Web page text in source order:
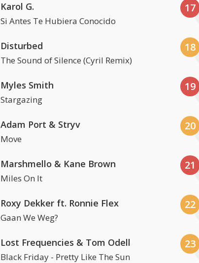
Karol G.
Si Antes Te Hubiera Conocido
Disturbed
The Sound of Silence (Cyril Remix)
Myles Smith
Stargazing
Adam Port & Stryv
Move
Marshmello & Kane Brown
Miles On It
Roxy Dekker ft. Ronnie Flex
Gaan We Weg?
Lost Frequencies & Tom Odell
Black Friday - Pretty Like The Sun
17
18
19
20
21
22
23